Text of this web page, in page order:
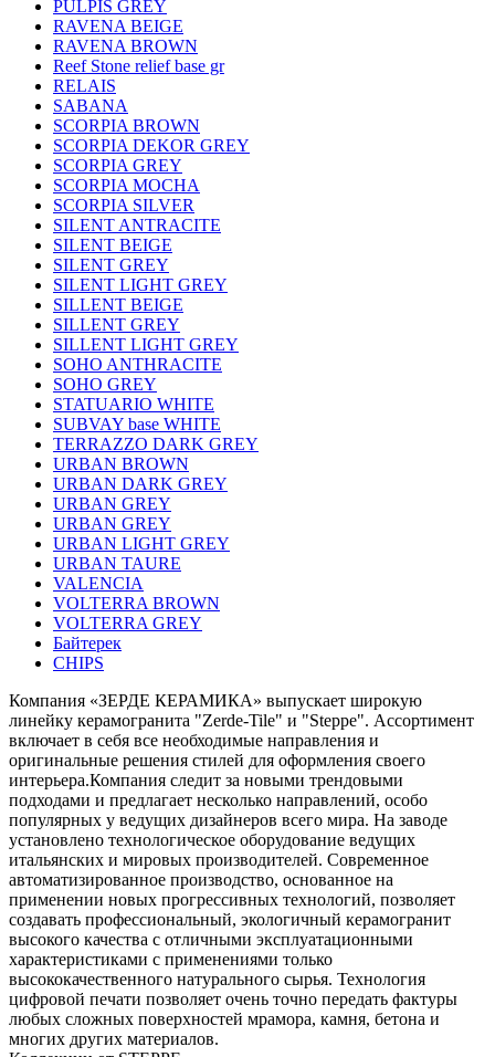
PULPIS GREY
RAVENA BEIGE
RAVENA BROWN
Reef Stone relief base gr
RELAIS
SABANA
SCORPIA BROWN
SCORPIA DEKOR GREY
SCORPIA GREY
SCORPIA MOCHA
SCORPIA SILVER
SILENT ANTRACITE
SILENT BEIGE
SILENT GREY
SILENT LIGHT GREY
SILLENT BEIGE
SILLENT GREY
SILLENT LIGHT GREY
SOHO ANTHRACITE
SOHO GREY
STATUARIO WHITE
SUBVAY base WHITE
TERRAZZO DARK GREY
URBAN BROWN
URBAN DARK GREY
URBAN GREY
URBAN GREY
URBAN LIGHT GREY
URBAN TAURE
VALENCIA
VOLTERRA BROWN
VOLTERRA GREY
Байтерек
СHIPS
Компания «ЗЕРДЕ КЕРАМИКА» выпускает широкую
линейку керамогранита "Zerde-Tile" и "Steppe". Ассортимент
включает в себя все необходимые направления и
оригинальные решения стилей для оформления своего
интерьера.Компания следит за новыми трендовыми
подходами и предлагает несколько направлений, особо
популярных у ведущих дизайнеров всего мира. На заводе
установлено технологическое оборудование ведущих
итальянских и мировых производителей. Современное
автоматизированное производство, основанное на
применении новых прогрессивных технологий, позволяет
создавать профессиональный, экологичный керамогранит
высокого качества с отличными эксплуатационными
характеристиками с применениями только
высококачественного натурального сырья. Технология
цифровой печати позволяeт очень точно передать фактуры
любых сложных поверхностей мрамора, камня, бетона и
многих других материалов.